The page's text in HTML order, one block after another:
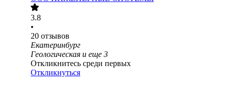
3.8
•
20 отзывов
Екатеринбург
Геологическая и еще 3
Откликнитесь среди первых
Откликнуться